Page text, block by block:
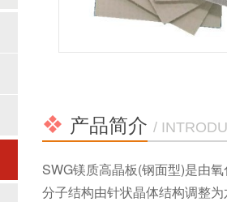
产品简介 /
SWG镁质高晶板(钢面型)是由
分子结构由针状晶体结构调整